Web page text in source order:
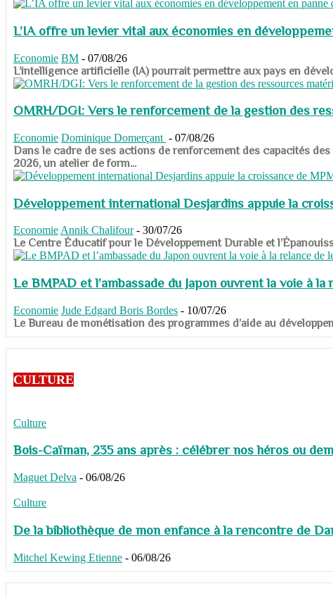
L’IA offre un levier vital aux économies en
Economie BM - 07/08/26
​​​​​​​L’intelligence artificielle (IA) pourrait permettre aux pays en
OMRH/DGI: Vers le renforcement de la gestion des
Economie Dominique Domerçant - 07/08/26
Dans le cadre de ses actions de renforcement des capacités
2026, un atelier de form...
Développement international Desjardins appuie la
Economie Annik Chalifour - 30/07/26
​​​​​​​Le Centre Éducatif pour le Développement Durable et
Le BMPAD et l’ambassade du Japon ouvrent la voie à
Economie Jude Edgard Boris Bordes - 10/07/26
​​​​​​​Le Bureau de monétisation des programmes d’aide au
CULTURE
Culture
Bois-Caïman, 235 ans après : célébrer nos héros ou
Maguet Delva - 06/08/26
Culture
De la bibliothèque de mon enfance à la rencontre de
Mitchel Kewing Etienne - 06/08/26